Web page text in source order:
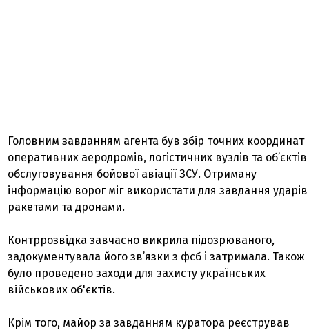
Головним завданням агента був збір точних координат
оперативних аеродромів, логістичних вузлів та об’єктів
обслуговування бойової авіації ЗСУ. Отриману
інформацію ворог міг використати для завдання ударів
ракетами та дронами.
Контррозвідка завчасно викрила підозрюваного,
задокументувала його зв’язки з фсб і затримала. Також
було проведено заходи для захисту українських
військових об'єктів.
Крім того, майор за завданням куратора реєстрував